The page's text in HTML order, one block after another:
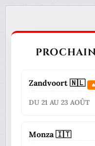
Zandvoort 🇳🇱
DU 21 AU 23 AOÛT
Monza 🇮🇹